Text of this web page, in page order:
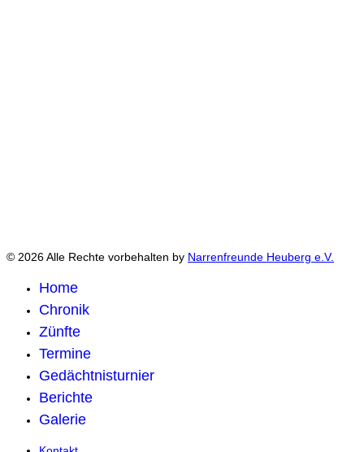
© 2026 Alle Rechte vorbehalten by Narrenfreunde Heuberg e.V.
Home
Chronik
Zünfte
Termine
Gedächtnisturnier
Berichte
Galerie